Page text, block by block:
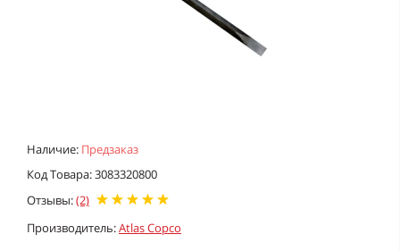
Наличие: Предзаказ
Код Товара: 3083320800
Отзывы:(2)
Производитель:Atlas Copco